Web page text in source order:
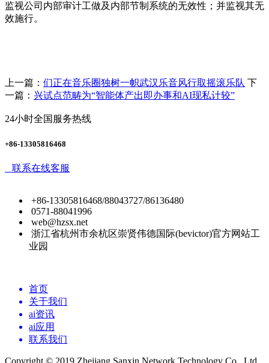
监视公司内部审计工做及内部节制系统的无效性；并监视其无
效施行。
上一篇： 们正在音乐圈独树一帜武汉乐音风行取摇滚乐队 下
一篇： 兴试点范畴为“智能体产出即办事和AI现私计较”
24小时全国服务热线
+86-13305816468
联系在线客服
+86-13305816468/88043727/86136480
0571-88041996
web@hzsx.net
浙江省杭州市余杭区崇贤伟德国际(bevictor)官方网站工
业园
首页
关于我们
ai资讯
ai应用
联系我们
Copyright © 2019 Zhejiang Sanxin Network Technology Co., Ltd.